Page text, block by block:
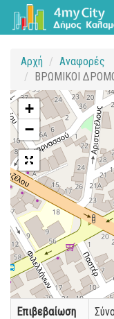
Αρχή
Αναφορές
ΒΡΩΜΙΚΟΙ
+
−
Επιβεβαίωση